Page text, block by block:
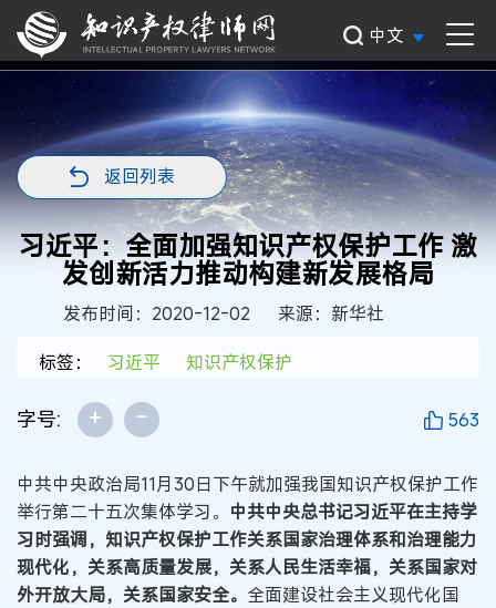
中文
返回列表
习近平：全面加强知识产权保护工作 激
发创新活力推动构建新发展格局
发布时间：2020-12-02
来源：新华社
标签：
习近平 知识产权保护
字号: + - 563
中共中央政治局11月30日下午就加强我国知识产权保护工作
举行第二十五次集体学习。 中共中央总书记习近平在主持学
习时强调，知识产权保护工作关系国家治理体系和治理能力
现代化，关系高质量发展，关系人民生活幸福，关系国家对
外开放大局，关系国家安全。 全面建设社会主义现代化国